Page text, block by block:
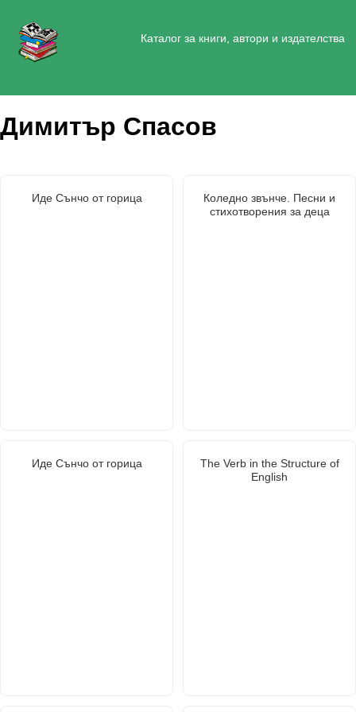
Каталог за книги, автори и издателства
Димитър Спасов
Иде Сънчо от горица
Коледно звънче. Песни и
стихотворения за деца
Иде Сънчо от горица
The Verb in the Structure of
English